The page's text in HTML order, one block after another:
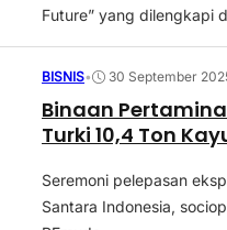
Future” yang dilengkapi
BISNIS• 30 September
Binaan
Turki 10,4 Ton
Seremoni pelepasan
Santara Indonesia,